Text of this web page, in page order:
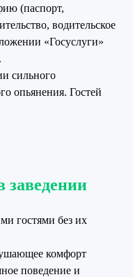
(паспорт,
водительское
«Госуслуги»
сильного
опьянения. Гостей
заведении
гостями без их
комфорт
поведение и